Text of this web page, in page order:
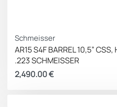
Schmeisser
AR15 S4F BARREL 10,5”
.223 SCHMEISSER
2,490.00€